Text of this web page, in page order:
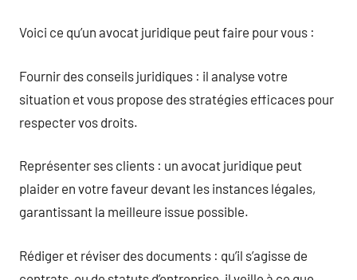
Voici ce qu’un avocat juridique peut faire pour vous :
Fournir des conseils juridiques : il analyse votre
situation et vous propose des stratégies efficaces pour
respecter vos droits.
Représenter ses clients : un avocat juridique peut
plaider en votre faveur devant les instances légales,
garantissant la meilleure issue possible.
Rédiger et réviser des documents : qu’il s’agisse de